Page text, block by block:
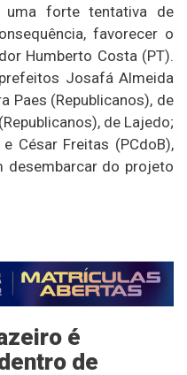
uma forte tentativa de
favorecer o
Humberto Costa (PT).
Josafá Almeida
Paes (Republicanos), de
de Lajedo;
César Freitas (PCdoB),
desembarcar do projeto
é
de